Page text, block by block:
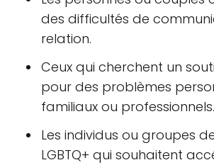
des difficultés de
relation.
Ceux qui cherchent un
pour des problèmes
familiaux ou professionnels.
Les individus ou groupes
LGBTQ+ qui souhaitent